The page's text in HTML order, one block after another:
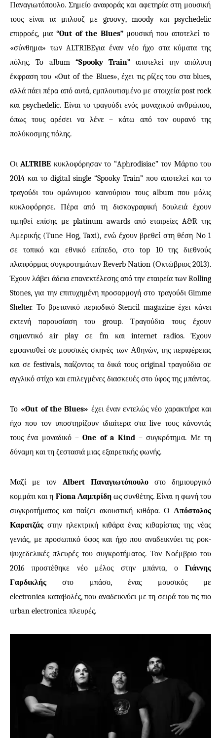
Παναγιωτόπουλο. Σημείο αναφοράς και αφετηρία στη μουσική
τους είναι τα μπλουζ με groovy, moody και psychedelic
επιρροές, μια “Out of the Blues”μουσική που αποτελεί το
«σύνθημα» τωνALTRIBEγια έναν νέο ήχο στα κύματα της
πόλης. To album “Spooky Train” αποτελεί την απόλυτη
έκφραση του «Out of the Blues», έχει τις ρίζες του στα blues,
αλλά πάει πέρα από αυτά, εμπλουτισμένο με στοιχεία post rock
και psychedelic. Είναι το τραγούδι ενός μοναχικού ανθρώπου,
όπως τους αρέσει να λένε – κάτω από τον ουρανό της
πολύκοσμης πόλης.
ΟιALTRIBE κυκλοφόρησαν το “Aphrodisiac” τον Μάρτιο του
2014 και το digital single “Spooky Train” που αποτελεί και το
τραγούδι του ομώνυμου καινούριου τους albumπου μόλις
κυκλοφόρησε. Πέρα από τη δισκογραφική δουλειά έχουν
τιμηθεί επίσης με platinum awards από εταιρείες A&R της
Αμερικής (Tune Ηog, Taxi), ενώ έχουν βρεθεί στη θέση Νο 1
σε τοπικό και εθνικό επίπεδο, στο top 10 της διεθνούς
πλατφόρμας συγκροτημάτων Reverb Νation (Οκτώβριος 2013).
Έχουν λάβει άδεια επανεκτέλεσης από την εταιρεία των Rolling
Stones, για την επιτυχημένη προσαρμογή στο τραγούδι Gimme
Shelter. Το βρετανικό περιοδικό Stencil magazine έχει κάνει
εκτενή παρουσίαση του group. Τραγούδια τους έχουν
σημαντικό air play σε fm και internet radios. Έχουν
εμφανισθεί σε μουσικές σκηνές των Αθηνών, της περιφέρειας
και σε festivals, παίζοντας τα δικά τους original τραγούδια σε
αγγλικό στίχο και επιλεγμένες διασκευές στο ύφος της μπάντας.
To «Out of the Blues» έχει έναν εντελώς νέο χαρακτήρα και
ήχο που τον υποστηρίζουν ιδιαίτερα σταlive τους κάνοντάς
τους ένα μοναδικό –One of a Kind– συγκρότημα. Με τη
δύναμη και τη ζεστασιά μιας εξαιρετικής φωνής.
Μαζί με τον Albert Παναγιωτόπουλοστο δημιουργικό
κομμάτι και η Fiona Λαμπρίδηως συνθέτης. Είναι η φωνή του
συγκροτήματος και παίζει ακουστική κιθάρα. Ο Απόστολος
Καρατζάς στην ηλεκτρική κιθάρα ένας κιθαρίστας της νέας
γενιάς, με προσωπικό ύφος και ήχο που αναδεικνύει τις ροκ-
ψυχεδελικές πλευρές του συγκροτήματος. Τον Νοέμβριο του
2016 προστέθηκε νέο μέλος στην μπάντα, ο Γιάννης
Γαρδικλής στο μπάσο, ένας μουσικός με
electronica καταβολές, που αναδεικνύει με τη σειρά του τις πιο
urban electronica πλευρές.